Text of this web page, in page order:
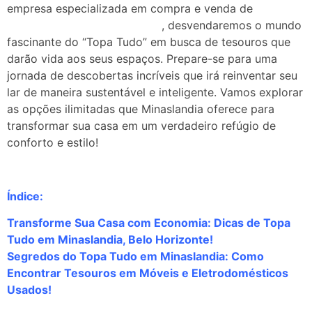
empresa especializada em compra e venda de
, desvendaremos o mundo
fascinante do “Topa Tudo” em busca de tesouros que
darão vida aos seus espaços. Prepare-se para uma
jornada de descobertas incríveis que irá reinventar seu
lar de maneira sustentável e inteligente. Vamos explorar
as opções ilimitadas que Minaslandia oferece para
transformar sua casa em um verdadeiro refúgio de
conforto e estilo!
Índice:
Transforme Sua Casa com Economia: Dicas de Topa
Tudo em Minaslandia, Belo Horizonte!
Segredos do Topa Tudo em Minaslandia: Como
Encontrar Tesouros em Móveis e Eletrodomésticos
Usados!